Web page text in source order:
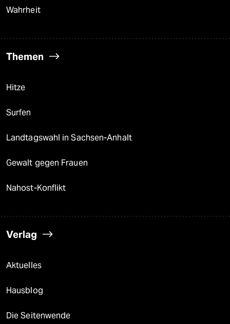
Wahrheit
Themen
Hitze
Surfen
Landtagswahl in Sachsen-Anhalt
Gewalt gegen Frauen
Nahost-Konflikt
Verlag
Aktuelles
Hausblog
Die Seitenwende